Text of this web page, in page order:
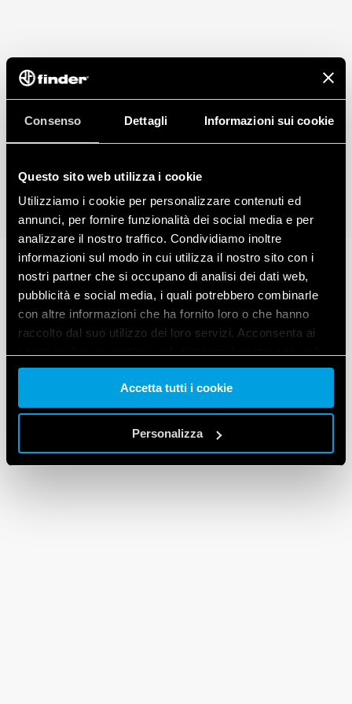
Consenso Dettagli Informazioni sui cookie
Questo sito web utilizza i cookie
Utilizziamo i cookie per personalizzare contenuti ed
annunci, per fornire funzionalità dei social media e per
analizzare il nostro traffico. Condividiamo inoltre
informazioni sul modo in cui utilizza il nostro sito con i
nostri partner che si occupano di analisi dei dati web,
pubblicità e social media, i quali potrebbero combinarle
con altre informazioni che ha fornito loro o che hanno
raccolto dal suo utilizzo dei loro servizi. Acconsenta ai
Vai alla Cookie Policy complet a
Accetta tutti i cookie
Personalizza